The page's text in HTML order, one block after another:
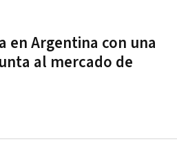
en Argentina con una
al mercado de